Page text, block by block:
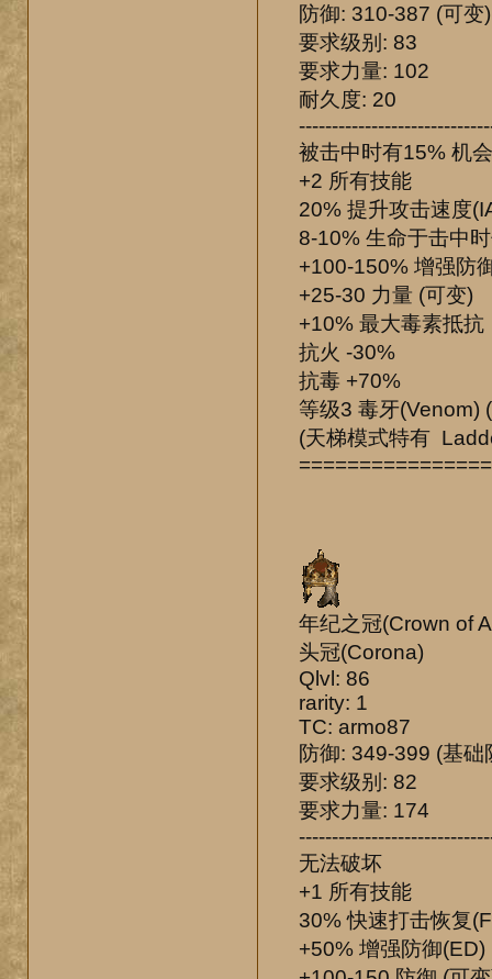
防御: 310-387 (可
要求级别: 83
要求力量: 102
耐久度: 20
被击中时有15% 机
+2 所有技能
20% 提升攻击速度
8-10% 生命于击中
+100-150% 增强防
+25-30 力量 (可变)
+10% 最大毒素抵抗
抗火 -30%
抗毒 +70%
等级3 毒牙(Venom)
(天梯模式特有
年纪之冠(Crown of
头冠(Corona)
Qlvl: 86
rarity: 1
TC: armo87
防御: 349-399 (基
要求级别: 82
要求力量: 174
无法破坏
+1 所有技能
30% 快速打击恢复
+50% 增强防御(ED)